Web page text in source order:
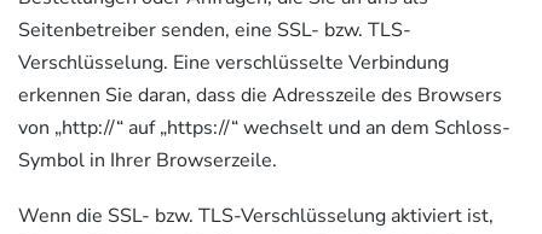
Seitenbetreiber senden, eine SSL- bzw. TLS-
Verschlüsselung. Eine verschlüsselte Verbindung
erkennen Sie daran, dass die Adresszeile des Browsers
von „http://“ auf „https://“ wechselt und an dem Schloss-
Symbol in Ihrer Browserzeile.
Wenn die SSL- bzw. TLS-Verschlüsselung aktiviert ist,